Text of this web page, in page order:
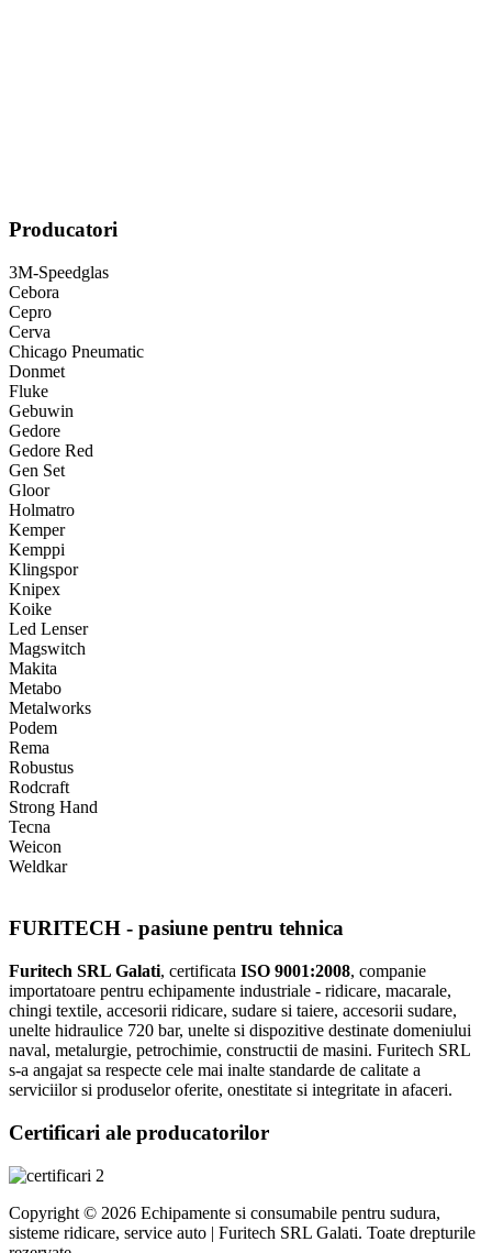
Producatori
3M-Speedglas
Cebora
Cepro
Cerva
Chicago Pneumatic
Donmet
Fluke
Gebuwin
Gedore
Gedore Red
Gen Set
Gloor
Holmatro
Kemper
Kemppi
Klingspor
Knipex
Koike
Led Lenser
Magswitch
Makita
Metabo
Metalworks
Podem
Rema
Robustus
Rodcraft
Strong Hand
Tecna
Weicon
Weldkar
FURITECH - pasiune pentru tehnica
Furitech SRL Galati, certificata ISO 9001:2008, companie
importatoare pentru echipamente industriale - ridicare, macarale,
chingi textile, accesorii ridicare, sudare si taiere, accesorii sudare,
unelte hidraulice 720 bar, unelte si dispozitive destinate domeniului
naval, metalurgie, petrochimie, constructii de masini. Furitech SRL
s-a angajat sa respecte cele mai inalte standarde de calitate a
serviciilor si produselor oferite, onestitate si integritate in afaceri.
Certificari ale producatorilor
Copyright © 2026 Echipamente si consumabile pentru sudura,
sisteme ridicare, service auto | Furitech SRL Galati. Toate drepturile